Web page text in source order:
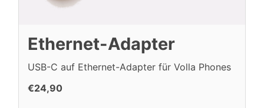
Ethernet-Adapter
USB-C auf Ethernet-Adapter für Volla Phones
€24,90